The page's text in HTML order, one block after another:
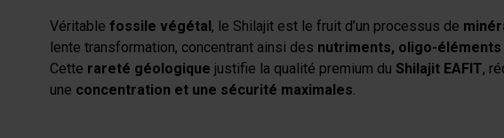
Véritable fossile végétal, le Shilajit est le fruit d’un processus de
lente transformation, concentrant ainsi des nutriments, oligo-
Cette rareté géologique justifie la qualité premium du Shilajit EAFIT,
une concentration et une sécurité maximales.